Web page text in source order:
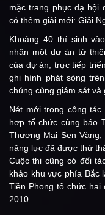
mặc trang phục dạ hội
có thêm giải mới: Giải
Khoảng 40 thí sinh
nhận một dự án từ
của dự án, trực tiếp
ghi hình phát sóng
chúng cùng giám sát và
Nét mới trong công
hợp tổ chức cùng báo
Thương Mại Sen
năng lực đã được thử
Cuộc thi cũng có đối
khảo khu vực phía Bắc
Tiền Phong tổ chức hai
2010.